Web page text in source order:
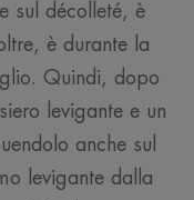
sul décolleté, è
è durante la
Quindi, dopo
levigante e un
anche sul
levigante dalla